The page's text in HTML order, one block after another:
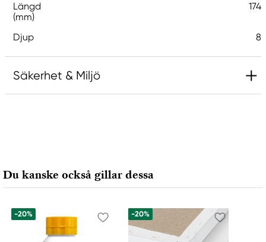
Längd
(mm)
174
Djup 8
Säkerhet & Miljö
90546 Stein, Germany
info@Faber-Castell.de
Du kanske också gillar dessa
-20% -20%